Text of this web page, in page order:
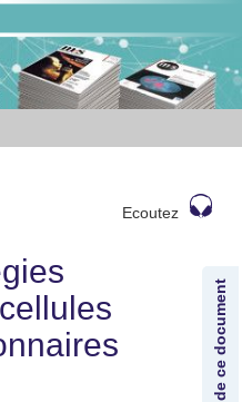
Ecoutez